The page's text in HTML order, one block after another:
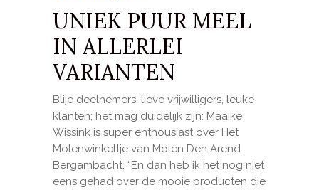
UNIEK PUUR MEEL
IN ALLERLEI
VARIANTEN
Blije deelnemers, lieve vrijwilligers, leuke
klanten; het mag duidelijk zijn: Maaike
Wissink is super enthousiast over Het
Molenwinkeltje van Molen Den Arend
Bergambacht. “En dan heb ik het nog niet
eens gehad over de mooie producten die